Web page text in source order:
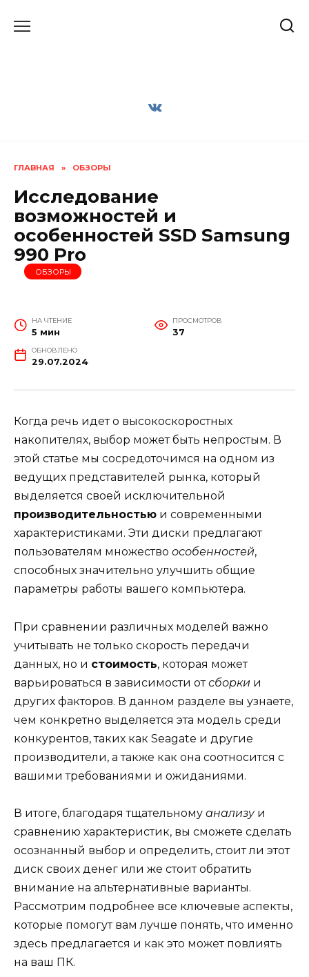
ГЛАВНАЯ » ОБЗОРЫ
Исследование
возможностей и
особенностей SSD Samsung
990 Pro
ОБЗОРЫ
НА ЧТЕНИЕ
5 мин
ПРОСМОТРОВ
37
ОБНОВЛЕНО
29.07.2024
Когда речь идет о высокоскоростных
накопителях, выбор может быть непростым. В
этой статье мы сосредоточимся на одном из
ведущих представителей рынка, который
выделяется своей исключительной
производительностью и современными
характеристиками. Эти диски предлагают
пользователям множество особенностей,
способных значительно улучшить общие
параметры работы вашего компьютера.
При сравнении различных моделей важно
учитывать не только скорость передачи
данных, но и стоимость, которая может
варьироваться в зависимости отсборки и
других факторов. В данном разделе вы узнаете,
чем конкретно выделяется эта модель среди
конкурентов, таких как Seagate и другие
производители, а также как она соотносится с
вашими требованиями и ожиданиями.
В итоге, благодаря тщательному анализуи
сравнению характеристик, вы сможете сделать
осознанный выбор и определить, стоит ли этот
диск своих денег или же стоит обратить
внимание на альтернативные варианты.
Рассмотрим подробнее все ключевые аспекты,
которые помогут вам лучше понять, что именно
здесь предлагается и как это может повлиять
на ваш ПК.